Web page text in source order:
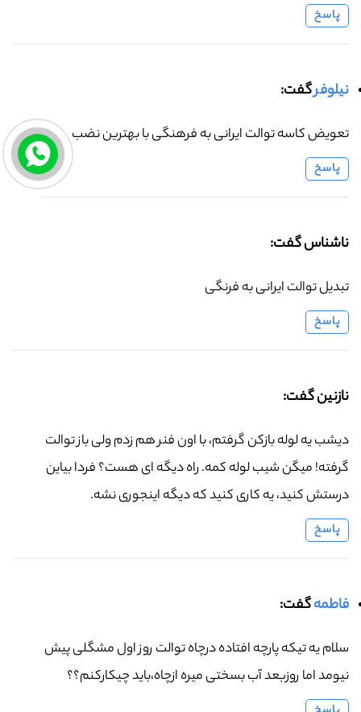
پاسخ
نیلوفرگفت:
تعویض کاسه توالت ایرانی به فرهنگی با بهترین نضب
پاسخ
ناشناس گفت:
تبدیل توالت ایرانی به فرنگی
پاسخ
نازنین گفت:
دیشب یه لوله بازکن گرفتم، با اون فنر هم زدم ولی باز توالت
گرفته! میگن شیب لوله کمه. راه دیگه ای هست؟ فردا بیاین
درستش کنید، یه کاری کنید که دیگه اینجوری نشه.
پاسخ
فاطمهگفت:
سلام یه تیکه پارچه افتاده درچاه توالت روز اول مشگلی پیش
نیومد اما روزبعد آب بسختی میره ازچاه،باید چیکارکنم؟؟